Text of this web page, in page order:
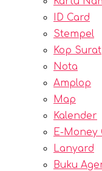
ID Card
Stempel
Kop Surat
Nota
Amplop
Map
Kalender
E-Money
Lanyard
Buku